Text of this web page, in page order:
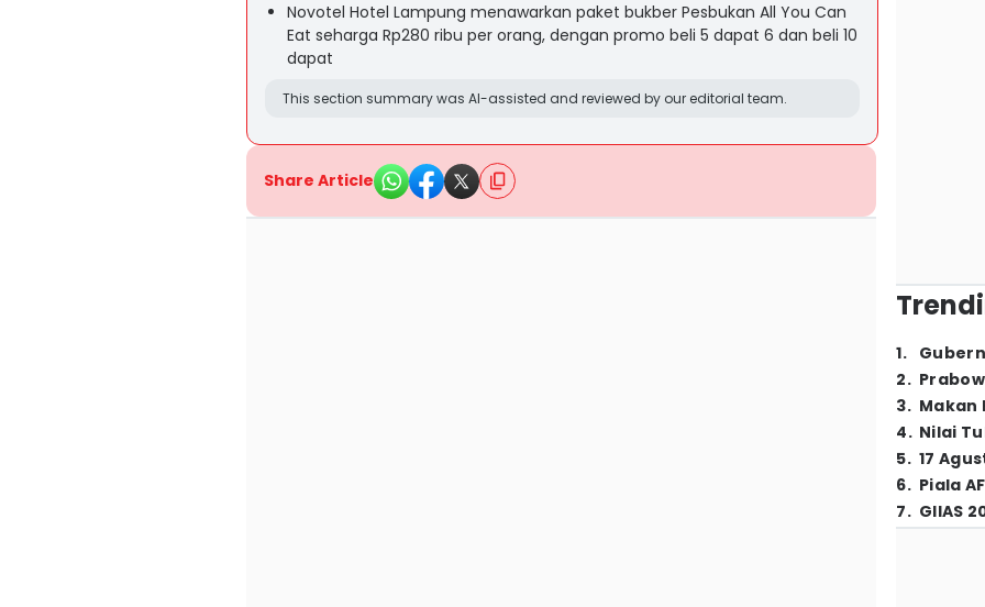
Novotel Hotel Lampung menawarkan paket bukber Pesbukan All You Can
Eat seharga Rp280 ribu per orang, dengan promo beli 5 dapat 6 dan beli 10
dapat
This section summary was AI-assisted and reviewed by our editorial team.
Share Article
1.
2.
3. Makan
4. Nilai
5. 17
6. Piala
7. GIIAS